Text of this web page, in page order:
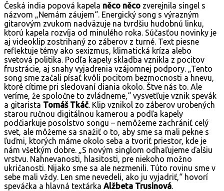
Česká india popová kapela něco něco zverejnila singel s
názvom „Nemám záujem“. Energický song s výrazným
gitarovým zvukom nadväzuje na tvrdšiu hudobnú linku,
ktorú kapela rozvíja od minulého roka. Súčasťou novinky je
aj videoklip zostrihaný zo záberov z turné. Text piesne
reflektuje témy ako sexizmus, klimatická kríza alebo
svetová politika. Podľa kapely skladba vznikla z pocitov
frustrácie, aj snahy vyjadrenia vzájomnej podpory. „Tento
song sme začali písať kvôli pocitom bezmocnosti a hnevu,
ktoré cítime pri sledovaní diania okolo. Štve nás to. Ale
veríme, že spoločne to zvládneme,“ vysvetľuje vznik spevák
a gitarista Tomáš Tkáč. Klip vznikol zo záberov urobených
starou ručnou digitálnou kamerou a podľa kapely
podčiarkuje posolstvo songu – nemôžeme zachrániť celý
svet, ale môžeme sa snažiť o to, aby sme sa mali pekne s
ľuďmi, ktorých máme okolo seba a tvoriť priestor, kde je
nám všetkým dobre. „S novým singlom odhaľujeme ďalšiu
vrstvu. Nahnevanosti, hlasitosti, pre niekoho možno
ukričanosti. Nijako sme sa ale nezmenili. Túto rovinu sme v
sebe mali vždy. Len sme nevedeli, ako ju vyjadriť,“ hovorí
speváčka a hlavná textárka Alžbeta Trusinová.